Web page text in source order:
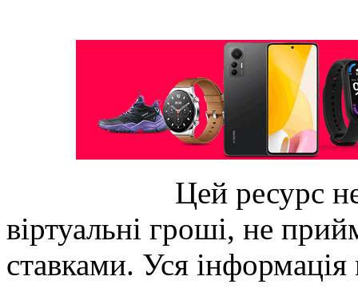
Цей ресурс
віртуальні гроші, не
ставками. Уся